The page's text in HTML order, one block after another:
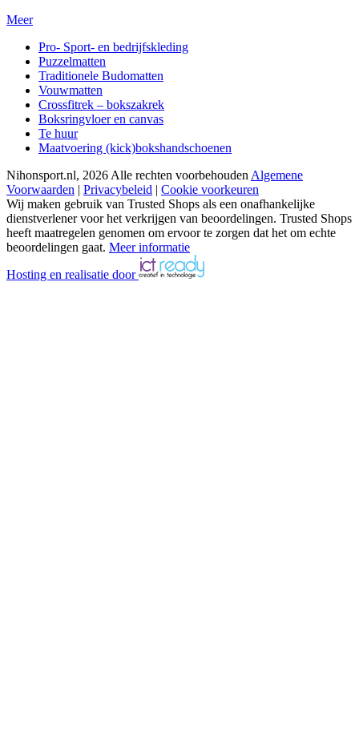
Meer
Pro- Sport- en bedrijfskleding
Puzzelmatten
Traditionele Budomatten
Vouwmatten
Crossfitrek – bokszakrek
Boksringvloer en canvas
Te huur
Maatvoering (kick)bokshandschoenen
Nihonsport.nl, 2026 Alle rechten voorbehouden Algemene
Voorwaarden | Privacybeleid | Cookie voorkeuren
Wij maken gebruik van Trusted Shops als een onafhankelijke
dienstverlener voor het verkrijgen van beoordelingen. Trusted Shops
heeft maatregelen genomen om ervoor te zorgen dat het om echte
beoordelingen gaat. Meer informatie
Hosting en realisatie door